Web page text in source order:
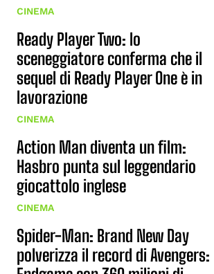
CINEMA
Ready Player Two: lo
sceneggiatore conferma che il
sequel di Ready Player One è in
lavorazione
CINEMA
Action Man diventa un film:
Hasbro punta sul leggendario
giocattolo inglese
CINEMA
Spider-Man: Brand New Day
polverizza il record di Avengers: